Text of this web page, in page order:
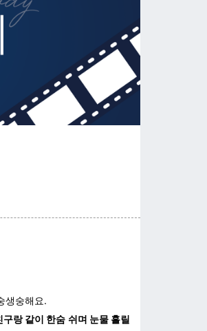
생숭해요.
랑 같이 한숨 쉬며 눈물 흘릴